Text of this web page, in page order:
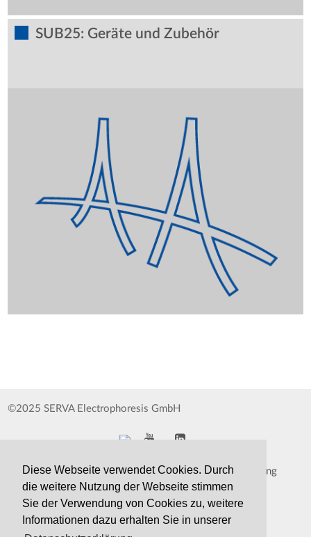
Diese Webseite verwendet Cookies. Durch
die weitere Nutzung der Webseite stimmen
Sie der Verwendung von Cookies zu, weitere
Informationen dazu erhalten Sie in unserer
SUB25: Geräte und Zubehör
©2025 SERVA Electrophoresis GmbH
Impressum Datenschutzerklärung
Kontakt Druckversion